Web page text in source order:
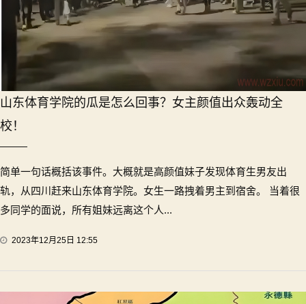
山东体育学院的瓜是怎么回事？女主颜值出众轰动全
校！
简单一句话概括该事件。大概就是高颜值妹子发现体育生男友出
轨，从四川赶来山东体育学院。女生一路拽着男主到宿舍。 当着很
多同学的面说，所有姐妹远离这个人...
2023年12月25日 12:55